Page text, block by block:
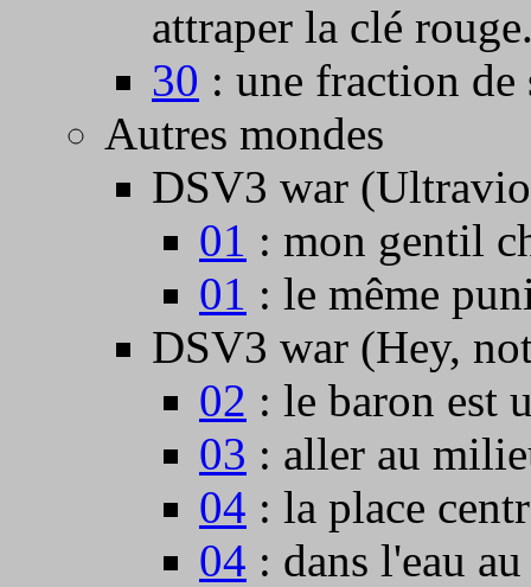
attraper la clé
30 : une fraction
Autres mondes
DSV3 war
01 : mon gentil
01 : le même
DSV3 war (Hey,
02 : le baron est
03 : aller au
04 : la place
04 : dans l'eau